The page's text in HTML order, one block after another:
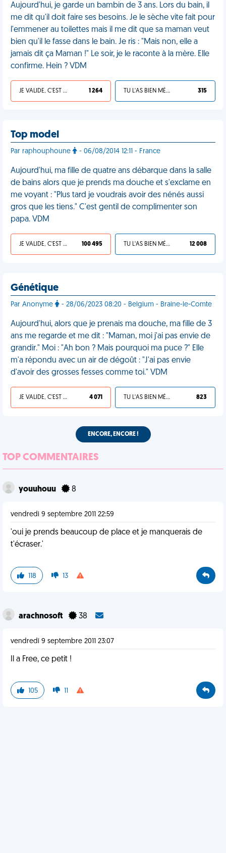
Aujourd'hui, je garde un bambin de 3 ans. Lors du bain, il
me dit qu'il doit faire ses besoins. Je le sèche vite fait pour
l'emmener au toilettes mais il me dit que sa maman veut
bien qu'il le fasse dans le bain. Je ris : "Mais non, elle a
jamais dit ça Maman !" Le soir, je le raconte à la mère. Elle
confirme. Hein ? VDM
JE VALIDE, C'EST UNE VDM 1 264 TU L'AS BIEN MÉRITÉ 315
Top model
Par raphouphoune - 06/08/2014 12:11 - France
Aujourd'hui, ma fille de quatre ans débarque dans la salle
de bains alors que je prends ma douche et s'exclame en
me voyant : "Plus tard je voudrais avoir des nénés aussi
gros que les tiens." C'est gentil de complimenter son
papa. VDM
JE VALIDE, C'EST UNE VDM 100 495 TU L'AS BIEN MÉRITÉ 12 008
Génétique
Par Anonyme - 28/06/2023 08:20 - Belgium - Braine-le-Comte
Aujourd'hui, alors que je prenais ma douche, ma fille de 3
ans me regarde et me dit : "Maman, moi j'ai pas envie de
grandir." Moi : "Ah bon ? Mais pourquoi ma puce ?" Elle
m'a répondu avec un air de dégoût : "J'ai pas envie
d'avoir des grosses fesses comme toi." VDM
JE VALIDE, C'EST UNE VDM 4 071 TU L'AS BIEN MÉRITÉ 823
ENCORE, ENCORE !
TOP COMMENTAIRES
youuhouu 8
vendredi 9 septembre 2011 22:59
'oui je prends beaucoup de place et je manquerais de
t'écraser.'
118 13
arachnosoft 38
vendredi 9 septembre 2011 23:07
Il a Free, ce petit !
105 11